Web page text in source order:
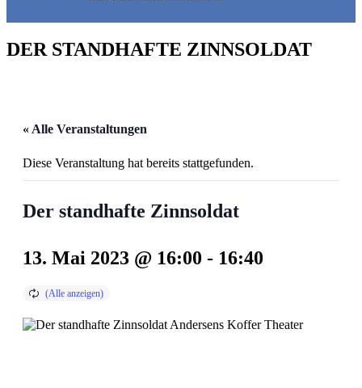
DER STANDHAFTE ZINNSOLDAT
« Alle Veranstaltungen
Diese Veranstaltung hat bereits stattgefunden.
Der standhafte Zinnsoldat
13. Mai 2023 @ 16:00 - 16:40